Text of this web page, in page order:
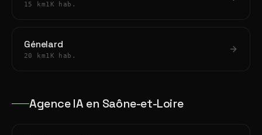
15 km1K hab.
Génelard
20 km1K hab.
Agence IA en Saône-et-Loire